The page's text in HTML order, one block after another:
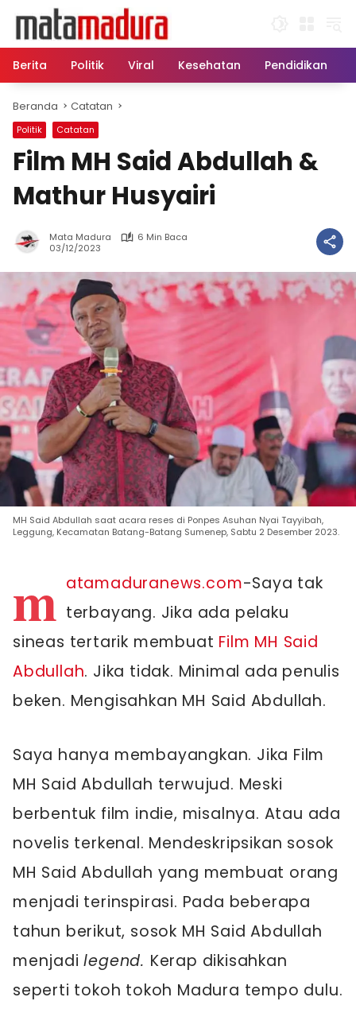
konten
Berita
Politik Viral Kesehatan Pendidikan
Beranda Catatan
Politik Catatan
Film MH Said Abdullah &
Mathur Husyairi
Mata Madura
6 Min Baca
03/12/2023
MH Said Abdullah saat acara reses di Ponpes Asuhan Nyai Tayyibah,
Leggung, Kecamatan Batang-Batang Sumenep, Sabtu 2 Desember 2023.
m atamaduranews.com-Saya tak
terbayang. Jika ada pelaku
sineas tertarik membuat Film MH Said
Abdullah. Jika tidak. Minimal ada penulis
beken. Mengisahkan MH Said Abdullah.
Saya hanya membayangkan. Jika Film
MH Said Abdullah terwujud. Meski
berbentuk film indie, misalnya. Atau ada
novelis terkenal. Mendeskripsikan sosok
MH Said Abdullah yang membuat orang
menjadi terinspirasi. Pada beberapa
tahun berikut, sosok MH Said Abdullah
menjadilegend. Kerap dikisahkan
seperti tokoh tokoh Madura tempo dulu.